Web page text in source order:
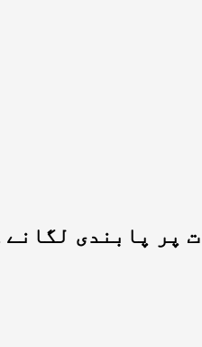
پر پابندی لگانے